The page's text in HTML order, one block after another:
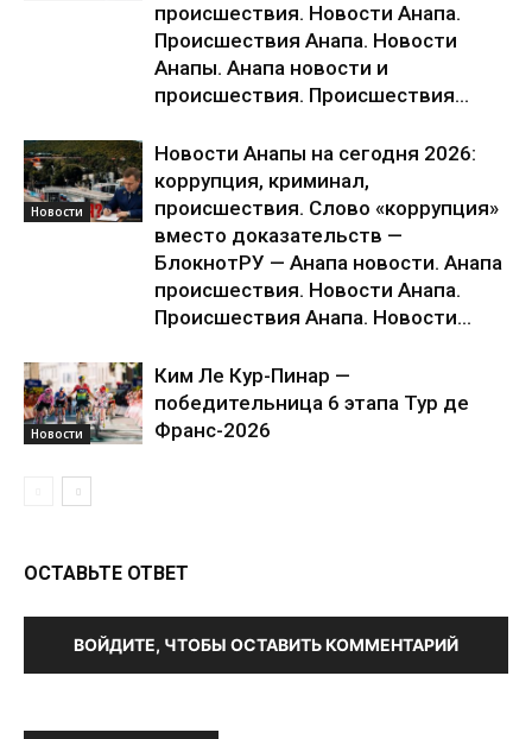
происшествия. Новости Анапа.
Происшествия Анапа. Новости
Анапы. Анапа новости и
происшествия. Происшествия...
Новости
Новости Анапы на сегодня 2026:
коррупция, криминал,
происшествия. Слово «коррупция»
вместо доказательств —
БлокнотРУ — Анапа новости. Анапа
происшествия. Новости Анапа.
Происшествия Анапа. Новости...
Новости
Ким Ле Кур-Пинар —
победительница 6 этапа Тур де
Франс-2026
ОСТАВЬТЕ ОТВЕТ
ВОЙДИТЕ, ЧТОБЫ ОСТАВИТЬ КОММЕНТАРИЙ